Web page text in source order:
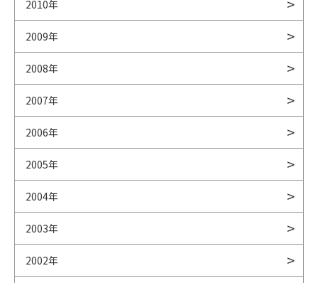
2010年
2009年
2008年
2007年
2006年
2005年
2004年
2003年
2002年